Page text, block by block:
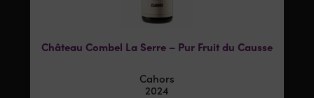
Château Combel La Serre – Pur Fruit du Causse
Cahors
2024